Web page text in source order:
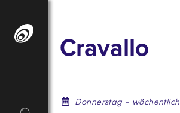
Inhalt
Cravallo
Donnerstag - wöchentlich